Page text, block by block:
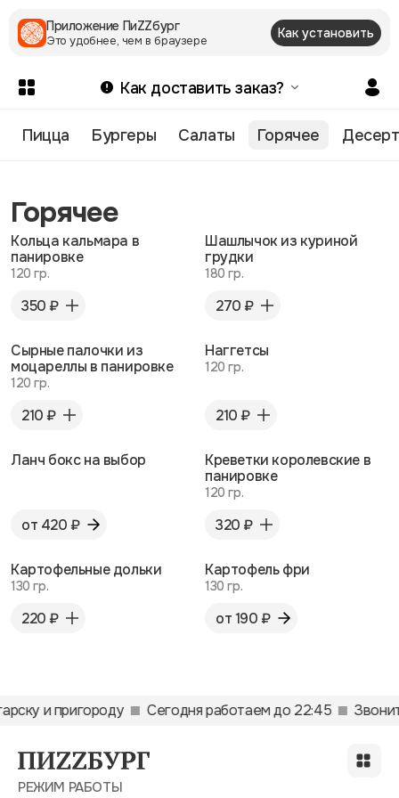
Приложение ПиZZбург
Это удобнее, чем в браузере Как установить
Как доставить заказ?
Пицца Бургеры Салаты Горячее
Горячее
Кольца кальмара в
панировке
120 гр.
350 ₽
Шашлычок из куриной
грудки
180 гр.
270 ₽
Сырные палочки из
моцареллы в панировке
120 гр.
210 ₽
Наггетсы
120 гр.
210 ₽
Ланч бокс на выбор
от 420 ₽
Креветки королевские в
панировке
120 гр.
320 ₽
Картофельные дольки
130 гр.
220 ₽
Картофель фри
130 гр.
от 190 ₽
и пригороду Сегодня работаем до 22:45
РЕЖИМ РАБОТЫ